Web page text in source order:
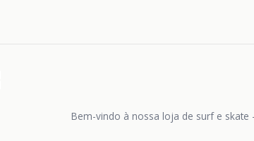
Bem-vindo à nossa loja de surf e